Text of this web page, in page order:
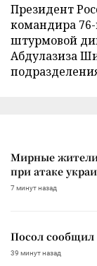
Президент
командира
штурмовой
Абдулазиза
Мирные жители
при атаке
7 минут назад
Посол сообщил
39 минут назад